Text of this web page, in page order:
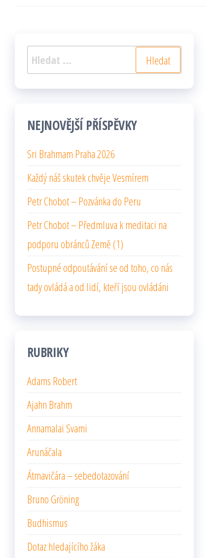
Vyhledávání
NEJNOVĚJŠÍ PŘÍSPĚVKY
Sri Brahmam Praha 2026
Každý náš skutek chvěje Vesmírem
Petr Chobot – Pozvánka do Peru
Petr Chobot – Předmluva k meditaci na
podporu obránců Země (1)
Postupné odpoutávání se od toho, co nás
tady ovládá a od lidí, kteří jsou ovládáni
RUBRIKY
Adams Robert
Ajahn Brahm
Annamalai Svami
Arunáčala
Átmavičára – sebedotazování
Bruno Gröning
Budhismus
Dotaz hledajícího žáka